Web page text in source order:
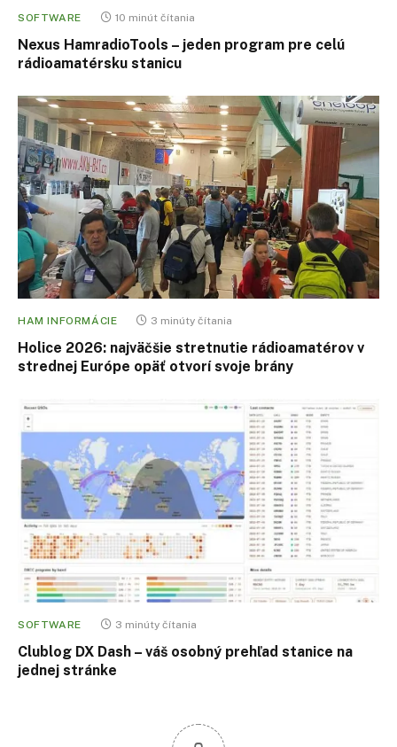
SOFTWARE 10 minút čítania
Nexus HamradioTools – jeden program pre celú
rádioamatérsku stanicu
HAM INFORMÁCIE 3 minúty čítania
Holice 2026: najväčšie stretnutie rádioamatérov v
strednej Európe opäť otvorí svoje brány
SOFTWARE 3 minúty čítania
Clublog DX Dash – váš osobný prehľad stanice na
jednej stránke